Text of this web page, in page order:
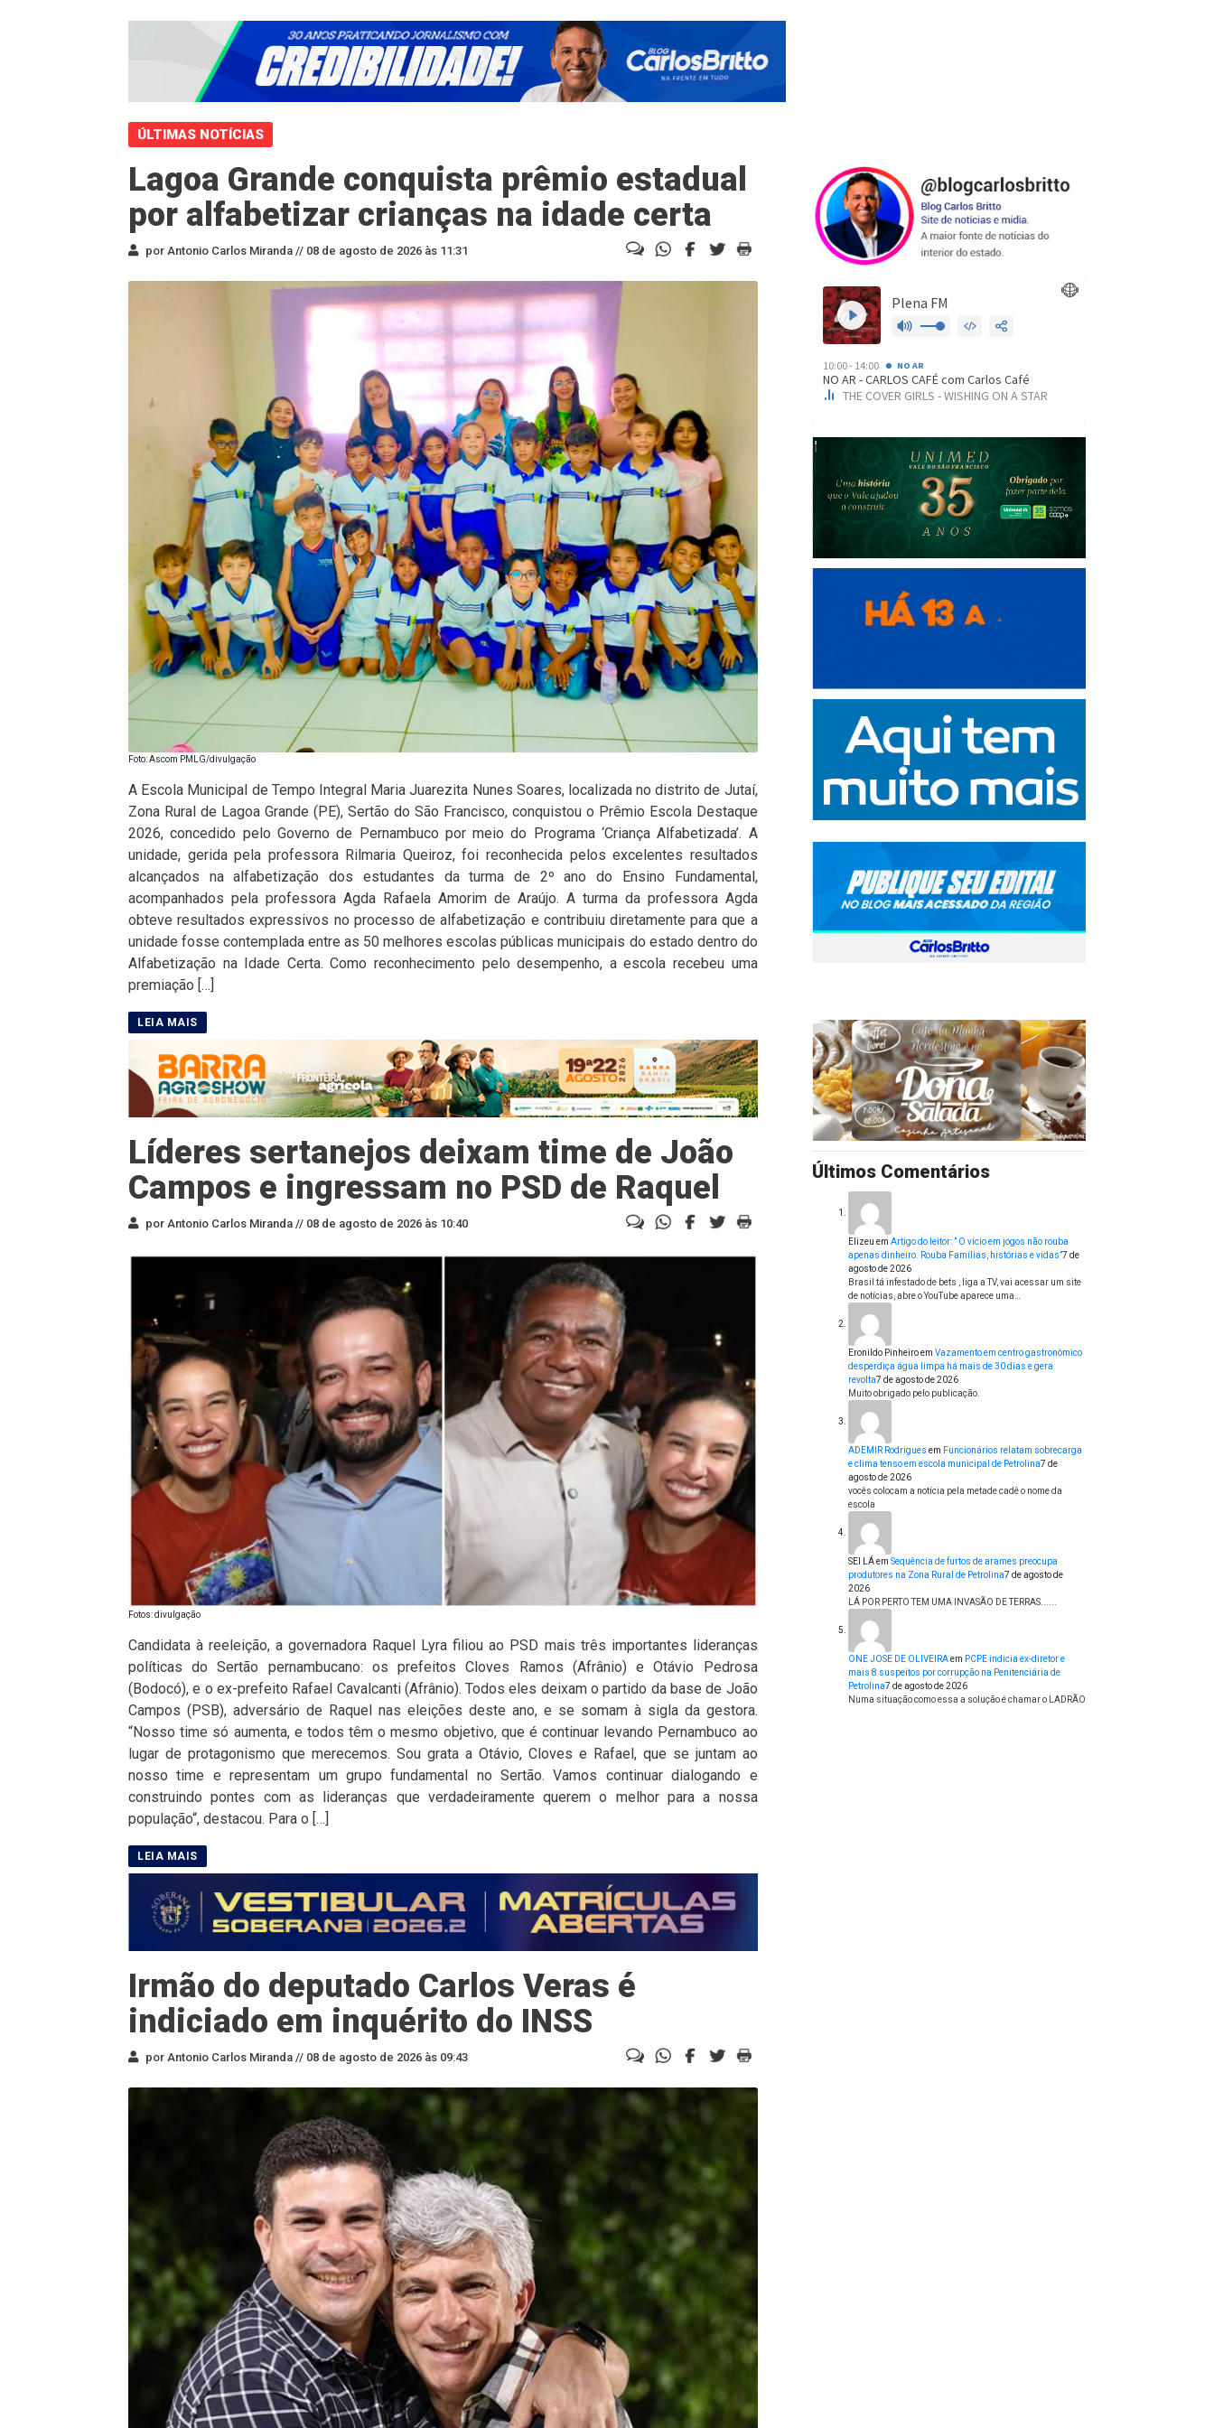
ÚLTIMAS NOTÍCIAS
Lagoa Grande conquista prêmio estadual
por alfabetizar crianças na idade certa
por Antonio Carlos Miranda // 08 de agosto de 2026 às 11:31
Foto: Ascom PMLG/divulgação
A Escola Municipal de Tempo Integral Maria Juarezita Nunes Soares, localizada no distrito de Jutaí,
Zona Rural de Lagoa Grande (PE), Sertão do São Francisco, conquistou o Prêmio Escola Destaque
2026, concedido pelo Governo de Pernambuco por meio do Programa ‘Criança Alfabetizada’. A
unidade, gerida pela professora Rilmaria Queiroz, foi reconhecida pelos excelentes resultados
alcançados na alfabetização dos estudantes da turma de 2º ano do Ensino Fundamental,
acompanhados pela professora Agda Rafaela Amorim de Araújo. A turma da professora Agda
obteve resultados expressivos no processo de alfabetização e contribuiu diretamente para que a
unidade fosse contemplada entre as 50 melhores escolas públicas municipais do estado dentro do
Alfabetização na Idade Certa. Como reconhecimento pelo desempenho, a escola recebeu uma
premiação […]
Líderes sertanejos deixam time de João
Campos e ingressam no PSD de Raquel
por Antonio Carlos Miranda // 08 de agosto de 2026 às 10:40
Fotos: divulgação
Candidata à reeleição, a governadora Raquel Lyra filiou ao PSD mais três importantes lideranças
políticas do Sertão pernambucano: os prefeitos Cloves Ramos (Afrânio) e Otávio Pedrosa
(Bodocó), e o ex-prefeito Rafael Cavalcanti (Afrânio). Todos eles deixam o partido da base de João
Campos (PSB), adversário de Raquel nas eleições deste ano, e se somam à sigla da gestora.
“Nosso time só aumenta, e todos têm o mesmo objetivo, que é continuar levando Pernambuco ao
lugar de protagonismo que merecemos. Sou grata a Otávio, Cloves e Rafael, que se juntam ao
nosso time e representam um grupo fundamental no Sertão. Vamos continuar dialogando e
construindo pontes com as lideranças que verdadeiramente querem o melhor para a nossa
população“, destacou. Para o […]
Irmão do deputado Carlos Veras é
indiciado em inquérito do INSS
por Antonio Carlos Miranda // 08 de agosto de 2026 às 09:43
Últimos Comentários
Elizeu em Artigo do leitor: ” O vício em jogos não rouba
apenas dinheiro. Rouba Famílias, histórias e vidas”7 de
agosto de 2026
Brasil tá infestado de bets , liga a TV, vai acessar um site
de notícias, abre o YouTube aparece uma…
Eronildo Pinheiroem Vazamento em centro gastronômico
desperdiça água limpa há mais de 30 dias e gera
revolta7 de agosto de 2026
Muito obrigado pelo publicação.
ADEMIR Rodrigues em Funcionários relatam sobrecarga
e clima tenso em escola municipal de Petrolina7 de
agosto de 2026
vocês colocam a notícia pela metade cadê o nome da
escola
SEI LÁem Sequência de furtos de arames preocupa
produtores na Zona Rural de Petrolina7 de agosto de
2026
LÁ POR PERTO TEM UMA INVASÃO DE TERRAS......
ONE JOSE DE OLIVEIRAem PCPE indicia ex-diretor e
mais 8 suspeitos por corrupção na Penitenciária de
Petrolina7 de agosto de 2026
Numa situação como essa a solução é chamar o LADRÃO